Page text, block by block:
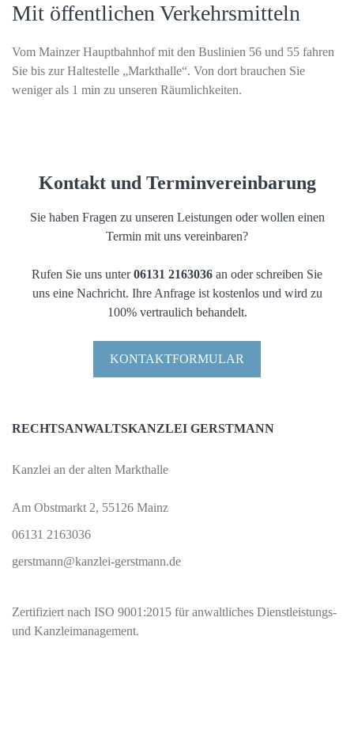
Mit öffentlichen Verkehrsmitteln
Vom Mainzer Hauptbahnhof mit den Buslinien 56 und 55 fahren
Sie bis zur Haltestelle „Markthalle“. Von dort brauchen Sie
weniger als 1 min zu unseren Räumlichkeiten.
Kontakt und Terminvereinbarung
Sie haben Fragen zu unseren Leistungen oder wollen einen
Termin mit uns vereinbaren?
Rufen Sie uns unter06131 2163036 an oder schreiben Sie
uns eine Nachricht. Ihre Anfrage ist kostenlos und wird zu
100% vertraulich behandelt.
KONTAKTFORMULAR
RECHTSANWALTSKANZLEI GERSTMANN
Kanzlei an der alten Markthalle
Am Obstmarkt 2, 55126 Mainz
06131 2163036
gerstmann@kanzlei-gerstmann.de
Zertifiziert nach ISO 9001:2015 für anwaltliches Dienstleistungs-
und Kanzleimanagement.